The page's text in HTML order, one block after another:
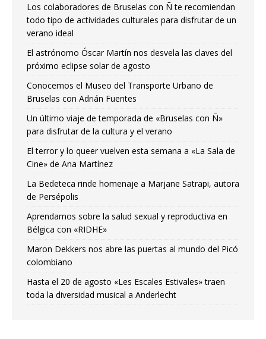
Los colaboradores de Bruselas con Ñ te recomiendan
todo tipo de actividades culturales para disfrutar de un
verano ideal
El astrónomo Óscar Martín nos desvela las claves del
próximo eclipse solar de agosto
Conocemos el Museo del Transporte Urbano de
Bruselas con Adrián Fuentes
Un último viaje de temporada de «Bruselas con Ñ»
para disfrutar de la cultura y el verano
El terror y lo queer vuelven esta semana a «La Sala de
Cine» de Ana Martínez
La Bedeteca rinde homenaje a Marjane Satrapi, autora
de Persépolis
Aprendamos sobre la salud sexual y reproductiva en
Bélgica con «RIDHE»
Maron Dekkers nos abre las puertas al mundo del Picó
colombiano
Hasta el 20 de agosto «Les Escales Estivales» traen
toda la diversidad musical a Anderlecht